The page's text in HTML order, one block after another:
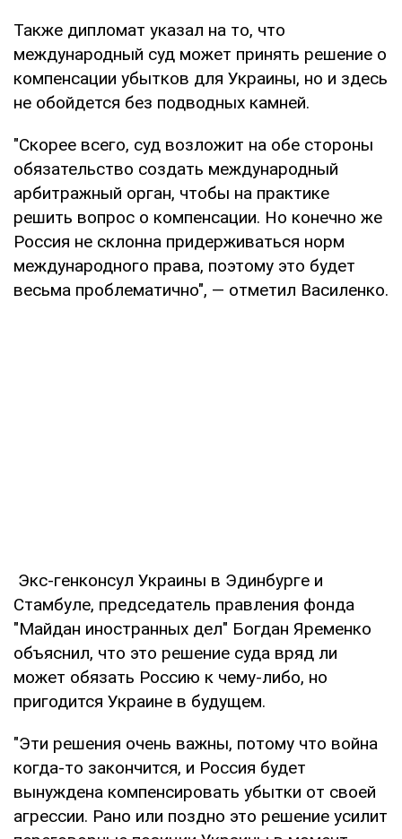
Также дипломат указал на то, что
международный суд может принять решение о
компенсации убытков для Украины, но и здесь
не обойдется без подводных камней.
"Скорее всего, суд возложит на обе стороны
обязательство создать международный
арбитражный орган, чтобы на практике
решить вопрос о компенсации. Но конечно же
Россия не склонна придерживаться норм
международного права, поэтому это будет
весьма проблематично", — отметил Василенко.
Экс-генконсул Украины в Эдинбурге и
Стамбуле, председатель правления фонда
"Майдан иностранных дел" Богдан Яременко
объяснил, что это решение суда вряд ли
может обязать Россию к чему-либо, но
пригодится Украине в будущем.
"Эти решения очень важны, потому что война
когда-то закончится, и Россия будет
вынуждена компенсировать убытки от своей
агрессии. Рано или поздно это решение усилит